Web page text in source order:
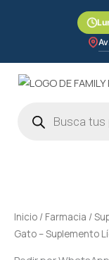
productos
Inicio / Farmacia /
Gato – Suplemento
–
Suplemento